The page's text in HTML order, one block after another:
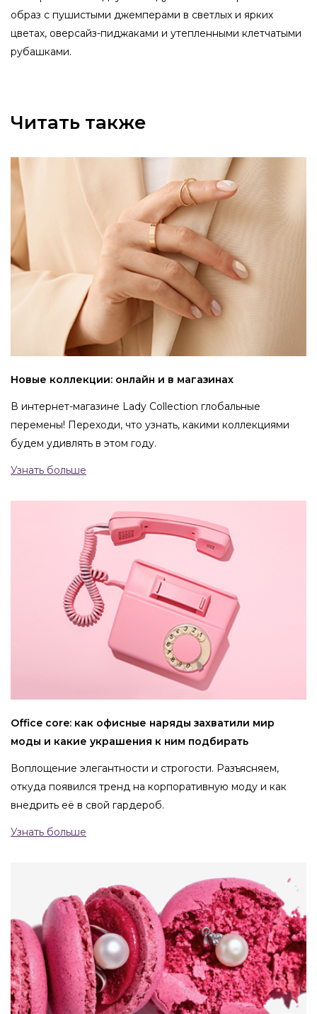
образ с пушистыми джемперами в светлых и ярких
цветах, оверсайз-пиджаками и утепленными клетчатыми
рубашками.
Читать также
Новые коллекции: онлайн и в магазинах
В интернет-магазине Lady Collection глобальные
перемены! Переходи, что узнать, какими коллекциями
будем удивлять в этом году.
Узнать больше
Office core: как офисные наряды захватили мир
моды и какие украшения к ним подбирать
Воплощение элегантности и строгости. Разъясняем,
откуда появился тренд на корпоративную моду и как
внедрить её в свой гардероб.
Узнать больше